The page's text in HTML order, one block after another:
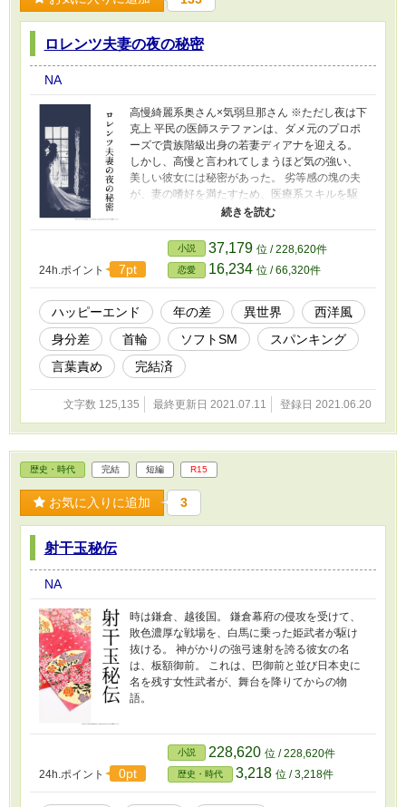
ロレンツ夫妻の夜の秘密
NA
高慢綺麗系奥さん×気弱旦那さん ※ただし夜は下
克上 平民の医師ステファンは、ダメ元のプロポ
ーズで貴族階級出身の若妻ディアナを迎える。
しかし、高慢と言われてしまうほど気の強い、
美しい彼女には秘密があった。 劣等感の塊の夫
が、妻の嗜好を満たすため、医療系スキルを駆
使してあれこれ頑張った結果、お互いにズブズ
ブに溺れていくお話。 愛あるソフトSM、ひたす
らイチャイチャし続けます。 全３０話で完結
済。 ムーンライトノベルズさんで『ロレンツ夫
妻の閨事情』として投稿したものを改題、一部
改稿しています（大筋は一緒です）
24h.ポイント 7pt
小説 37,179 位 / 228,620件
恋愛 16,234 位 / 66,320件
ハッピーエンド 年の差 異世界
西洋風
身分差
首輪 ソフトSM
スパンキング
言葉責め
完結済
文字数 125,135 最終更新日 2021.07.11 登録日 2021.06.20
歴史・時代 完結 短編 R15
お気に入りに追加 3
射干玉秘伝
NA
時は鎌倉、越後国。 鎌倉幕府の侵攻を受けて、
敗色濃厚な戦場を、白馬に乗った姫武者が駆け
抜ける。 神がかりの強弓速射を誇る彼女の名
は、板額御前。 これは、巴御前と並び日本史に
名を残す女性武者が、舞台を降りてからの物
語。
24h.ポイント 0pt
小説 228,620 位 / 228,620件
歴史・時代 3,218 位 / 3,218件